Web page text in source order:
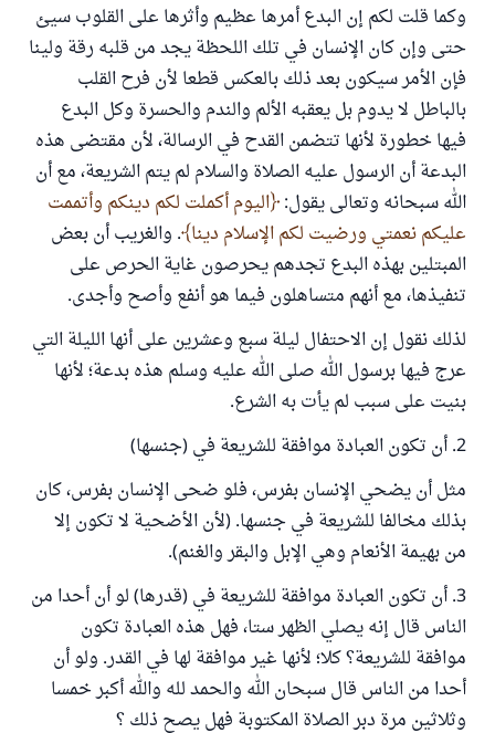
وكما قلت لكم إن البدع أمرها عظيم وأثرها على القلوب سيئ
حتى وإن كان الإنسان في تلك اللحظة يجد من قلبه رقة ولينا
فإن الأمر سيكون بعد ذلك بالعكس قطعا لأن فرح القلب
بالباطل لا يدوم بل يعقبه الألم والندم والحسرة وكل البدع
فيها خطورة لأنها تتضمن القدح في الرسالة، لأن مقتضى هذه
البدعة أن الرسول عليه الصلاة والسلام لم يتم الشريعة، مع أن
الله سبحانه وتعالى يقول: اليوم أكملت لكم دينكم وأتممت
عليكم نعمتي ورضيت لكم الإسلام دينا . والغريب أن بعض
المبتلين بهذه البدع تجدهم يحرصون غاية الحرص على
تنفيذها، مع أنهم متساهلون فيما هو أنفع وأصح وأجدى.
لذلك نقول إن الاحتفال ليلة سبع وعشرين على أنها الليلة التي
عرج فيها برسول الله صلى الله عليه وسلم هذه بدعة؛ لأنها
بنيت على سبب لم يأت به الشرع.
2. أن تكون العبادة موافقة للشريعة في (جنسها)
مثل أن يضحي الإنسان بفرس، فلو ضحى الإنسان بفرس، كان
بذلك مخالفا للشريعة في جنسها. (لأن الأضحية لا تكون إلا
من بهيمة الأنعام وهي الإبل والبقر والغنم).
3. أن تكون العبادة موافقة للشريعة في (قدرها) لو أن أحدا من
الناس قال إنه يصلي الظهر ستا، فهل هذه العبادة تكون
موافقة للشريعة؟ كلا؛ لأنها غير موافقة لها في القدر. ولو أن
أحدا من الناس قال سبحان الله والحمد لله والله أكبر خمسا
وثلاثين مرة دبر الصلاة المكتوبة فهل يصح ذلك ؟